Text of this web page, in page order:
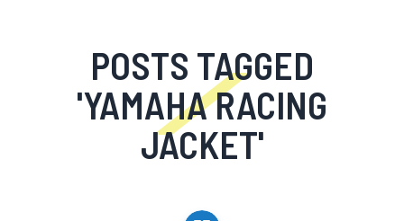
POSTS TAGGED
'YAMAHA RACING
JACKET'